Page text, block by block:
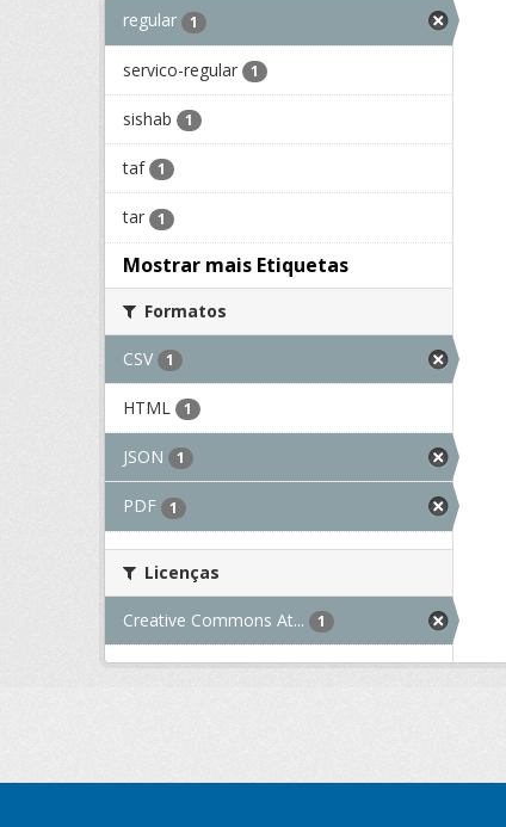
regular 1
servico-regular 1
sishab 1
taf 1
tar 1
Mostrar mais Etiquetas
Formatos
CSV 1
HTML 1
JSON 1
PDF 1
Licenças
Creative Commons At... 1